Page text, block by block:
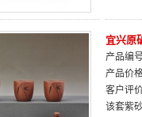
宜兴原
产品编
产品价
客户评
该套紫